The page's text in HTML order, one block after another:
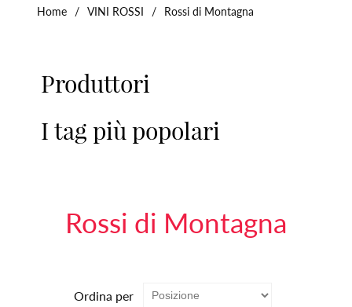
Home / VINI ROSSI / Rossi di Montagna
Produttori
I tag più popolari
Rossi di Montagna
Ordina per